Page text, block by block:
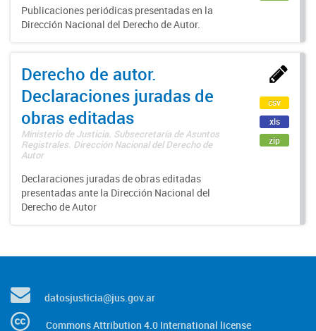
Publicaciones periódicas presentadas en la
Dirección Nacional del Derecho de Autor.
Derecho de autor.
Declaraciones juradas de
obras editadas
Ministerio de Justicia. Subsecretaría de Asuntos
Registrales. Dirección Nacional del Derecho de
Autor
Declaraciones juradas de obras editadas
presentadas ante la Dirección Nacional del
Derecho de Autor
csv
xls
zip
datosjusticia@jus.gov.ar
Commons Attribution 4.0 International license